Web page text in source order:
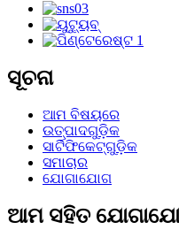
ସୂଚନା
ଆମ ବିଷୟରେ
ଉତ୍ପାଦଗୁଡ଼ିକ
ସାର୍ଟିଫିକେଟ୍‌ଗୁଡ଼ିକ
ସମାଚାର
ଯୋଗାଯୋଗ
ଆମ ସହିତ